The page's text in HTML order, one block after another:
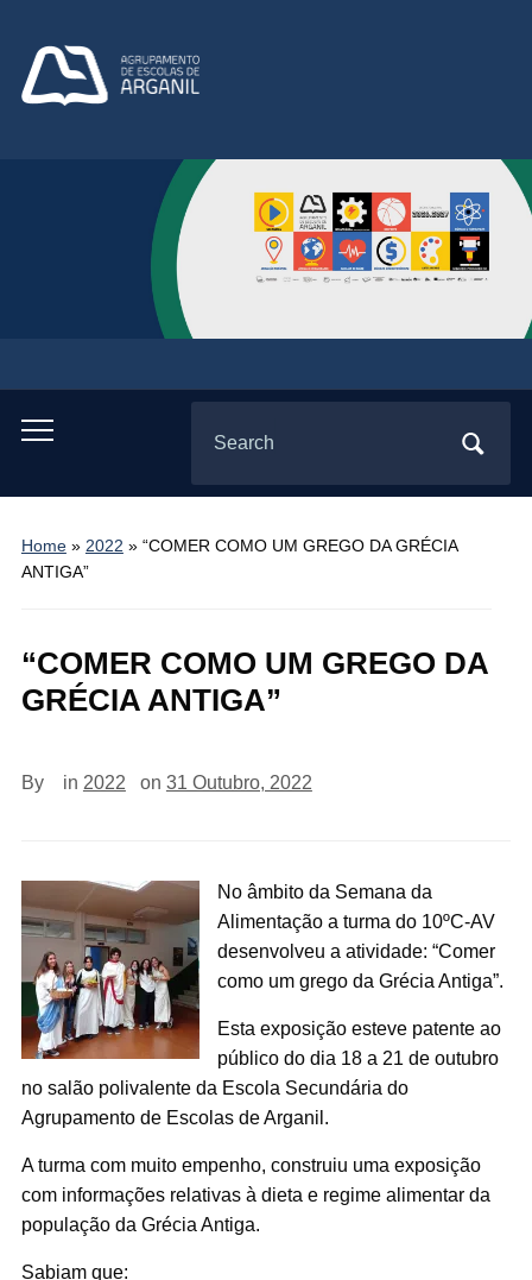
Toggle
menu
for:
Home» 2022 » “COMER COMO UM GREGO DA GRÉCIA
ANTIGA”
“COMER COMO UM GREGO DA
GRÉCIA ANTIGA”
By in 2022 on 31 Outubro, 2022
No âmbito da Semana da
Alimentação a turma do 10ºC-AV
desenvolveu a atividade: “Comer
como um grego da Grécia Antiga”.
Esta exposição esteve patente ao
público do dia 18 a 21 de outubro
no salão polivalente da Escola Secundária do
Agrupamento de Escolas de Arganil.
A turma com muito empenho, construiu uma exposição
com informações relativas à dieta e regime alimentar da
população da Grécia Antiga.
Sabiam que: